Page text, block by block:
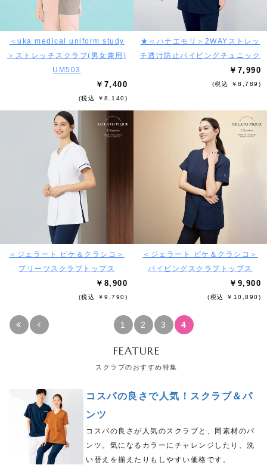
＜uka medical uniform study
＞ストレッチスクラブ(男女兼用)
UM503
￥7,400
(税込 ￥8,140)
★＜ハナエモリ＞2WAYストレッ
チ透け防止パイピングチュニック
￥7,990
(税込 ￥8,789)
＜ジェラート ピケ＆クラシコ＞
プリーツスクラブトップス
￥8,900
(税込 ￥9,790)
＜ジェラート ピケ＆クラシコ＞
パイピングスクラブトップス
￥9,900
(税込 ￥10,890)
1 2 3 4
FEATURE
スクラブのおすすめ特集
コスパの良さで人気！スクラブ＆パ
ンツ
コスパの良さが人気のスクラブと、同素材のパ
ンツ。気になるカラーにチャレンジしたり、洗
い替えを揃えたりもしやすい価格です。